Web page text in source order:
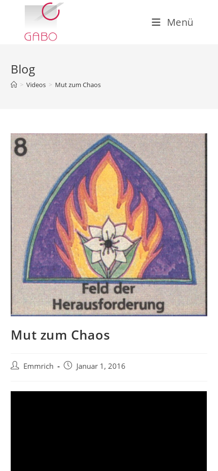
Menü
Blog
> Videos > Mut zum Chaos
Mut zum Chaos
Beitrags-
Emmrich
BeitragJanuar 1, 2016